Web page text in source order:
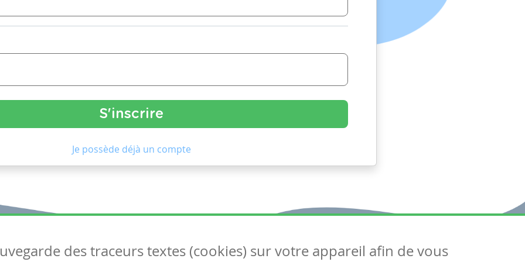
Je possède déjà un compte
Articles Suivez-nous
des traceurs textes (cookies) sur votre appareil afin de vous